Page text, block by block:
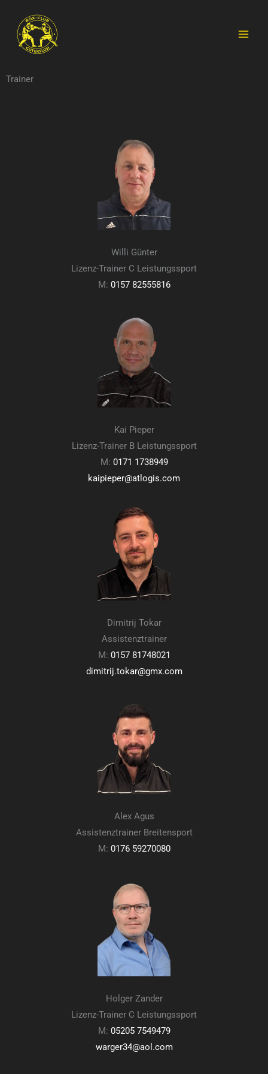
Inhalt
springen
Trainer
Willi Günter
Lizenz-Trainer C Leistungssport
M: 0157 82555816
Kai Pieper
Lizenz-Trainer B Leistungssport
M: 0171 1738949
kaipieper@atlogis.com
Dimitrij Tokar
Assistenztrainer
M: 0157 81748021
dimitrij.tokar@gmx.com
Alex Agus
Assistenztrainer Breitensport
M: 0176 59270080
Holger Zander
Lizenz-Trainer C Leistungssport
M: 05205 7549479
warger34@aol.com